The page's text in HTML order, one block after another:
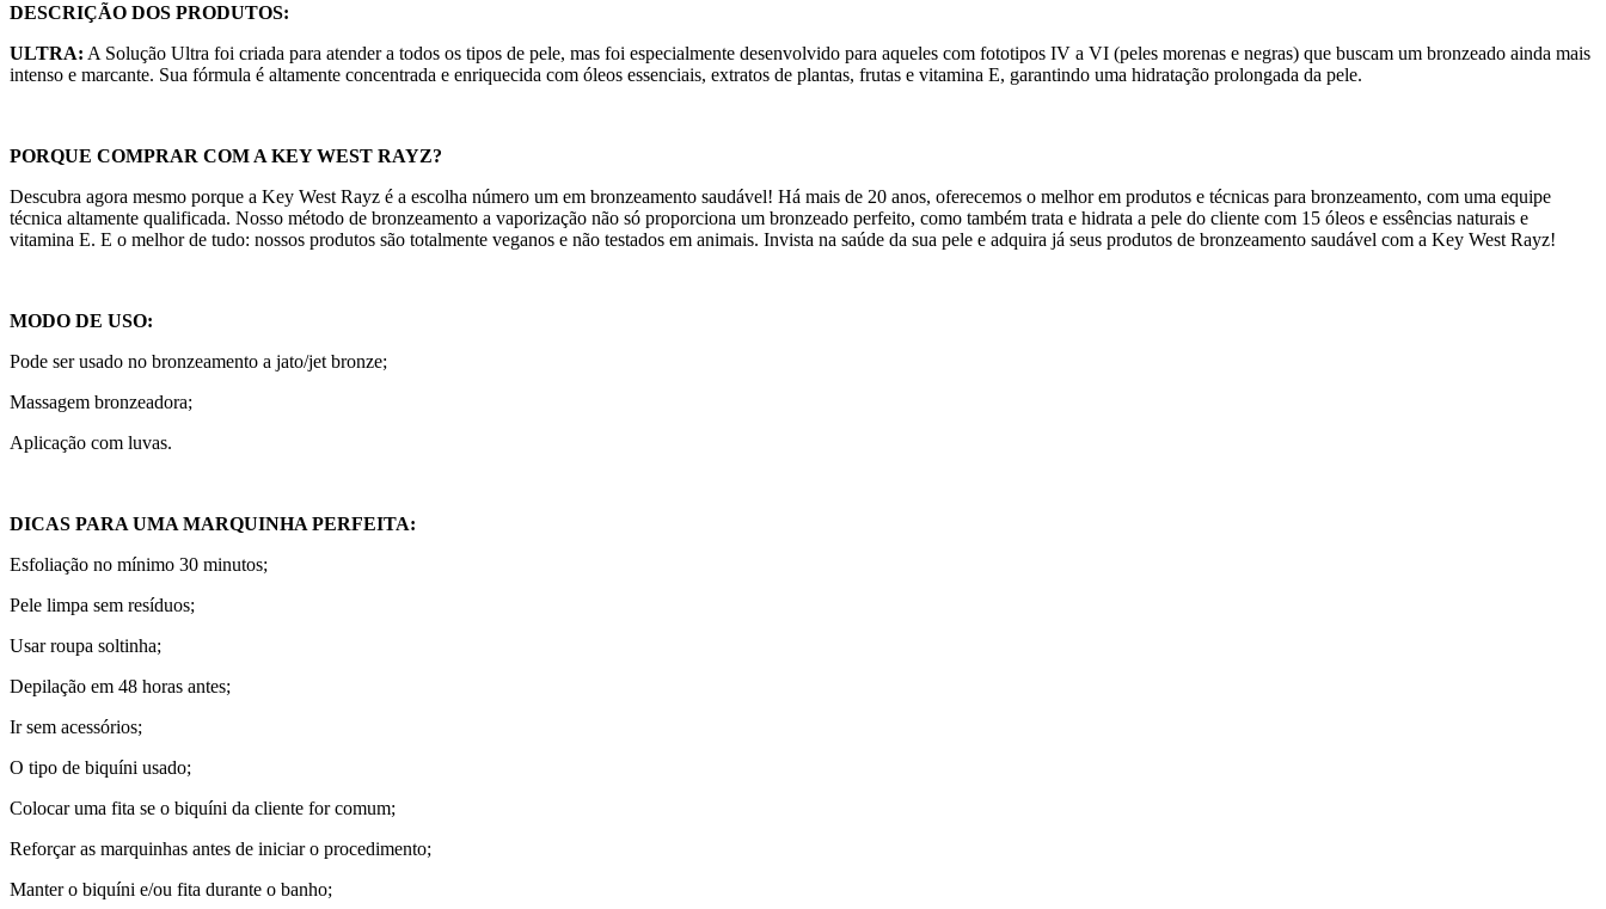
DESCRIÇÃO DOS PRODUTOS:
ULTRA: A Solução Ultra foi criada para atender a todos os tipos de pele, mas foi especialmente desenvolvido para aqueles com fototipos IV a VI (peles morenas e negras) que buscam um bronzeado ainda mais
intenso e marcante. Sua fórmula é altamente concentrada e enriquecida com óleos essenciais, extratos de plantas, frutas e vitamina E, garantindo uma hidratação prolongada da pele.
PORQUE COMPRAR COM A KEY WEST RAYZ?
Descubra agora mesmo porque a Key West Rayz é a escolha número um em bronzeamento saudável! Há mais de 20 anos, oferecemos o melhor em produtos e técnicas para bronzeamento, com uma equipe
técnica altamente qualificada. Nosso método de bronzeamento a vaporização não só proporciona um bronzeado perfeito, como também trata e hidrata a pele do cliente com 15 óleos e essências naturais e
vitamina E. E o melhor de tudo: nossos produtos são totalmente veganos e não testados em animais. Invista na saúde da sua pele e adquira já seus produtos de bronzeamento saudável com a Key West Rayz!
MODO DE USO:
Pode ser usado no bronzeamento a jato/jet bronze;
Massagem bronzeadora;
Aplicação com luvas.
DICAS PARA UMA MARQUINHA PERFEITA:
Esfoliação no mínimo 30 minutos;
Pele limpa sem resíduos;
Usar roupa soltinha;
Depilação em 48 horas antes;
Ir sem acessórios;
O tipo de biquíni usado;
Colocar uma fita se o biquíni da cliente for comum;
Reforçar as marquinhas antes de iniciar o procedimento;
Manter o biquíni e/ou fita durante o banho;